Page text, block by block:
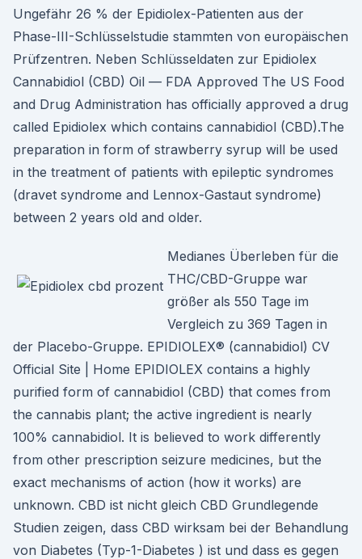
Ungefähr 26 % der Epidiolex-Patienten aus der
Phase-III-Schlüsselstudie stammten von europäischen
Prüfzentren. Neben Schlüsseldaten zur Epidiolex
Cannabidiol (CBD) Oil — FDA Approved The US Food
and Drug Administration has officially approved a drug
called Epidiolex which contains cannabidiol (CBD).The
preparation in form of strawberry syrup will be used
in the treatment of patients with epileptic syndromes
(dravet syndrome and Lennox-Gastaut syndrome)
between 2 years old and older.
Medianes Überleben für die
THC/CBD-Gruppe war
größer als 550 Tage im
Vergleich zu 369 Tagen in
der Placebo-Gruppe. EPIDIOLEX® (cannabidiol) CV
Official Site | Home EPIDIOLEX contains a highly
purified form of cannabidiol (CBD) that comes from
the cannabis plant; the active ingredient is nearly
100% cannabidiol. It is believed to work differently
from other prescription seizure medicines, but the
exact mechanisms of action (how it works) are
unknown. CBD ist nicht gleich CBD Grundlegende
Studien zeigen, dass CBD wirksam bei der Behandlung
von Diabetes (Typ-1-Diabetes ) ist und dass es gegen